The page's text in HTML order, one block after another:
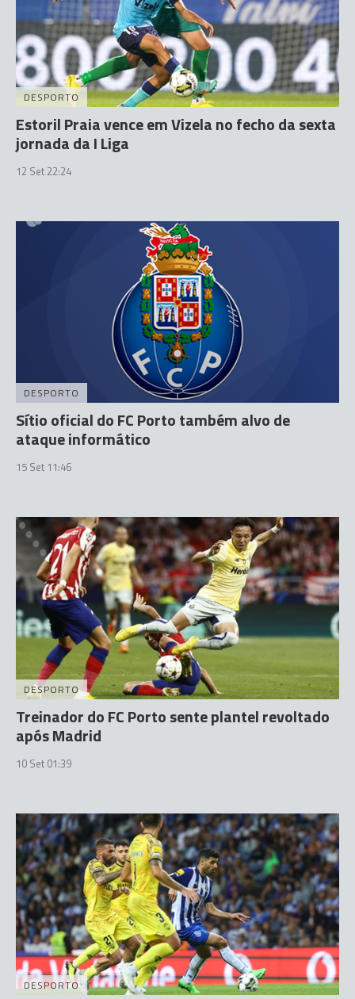
DESPORTO
Estoril Praia vence em Vizela no fecho da sexta
jornada da I Liga
12 Set 22:24
DESPORTO
Sítio oficial do FC Porto também alvo de
ataque informático
15 Set 11:46
DESPORTO
Treinador do FC Porto sente plantel revoltado
após Madrid
10 Set 01:39
DESPORTO